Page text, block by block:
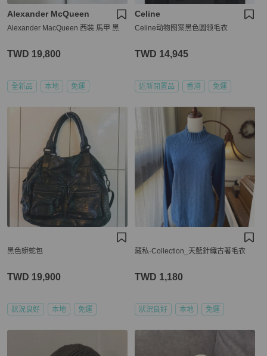
Alexander McQueen
Alexander MacQueen 西裝 馬甲 黑
TWD 19,800
全新品 本地 免運
Celine
Celine动物图案黑色圆领毛衣
TWD 14,945
近新閒置品 香港 免運
黑色蟒蛇包
TWD 19,900
狀況良好 本地 免運
藏私·Collection_天藍針織古著毛衣
TWD 1,180
狀況良好 本地 免運